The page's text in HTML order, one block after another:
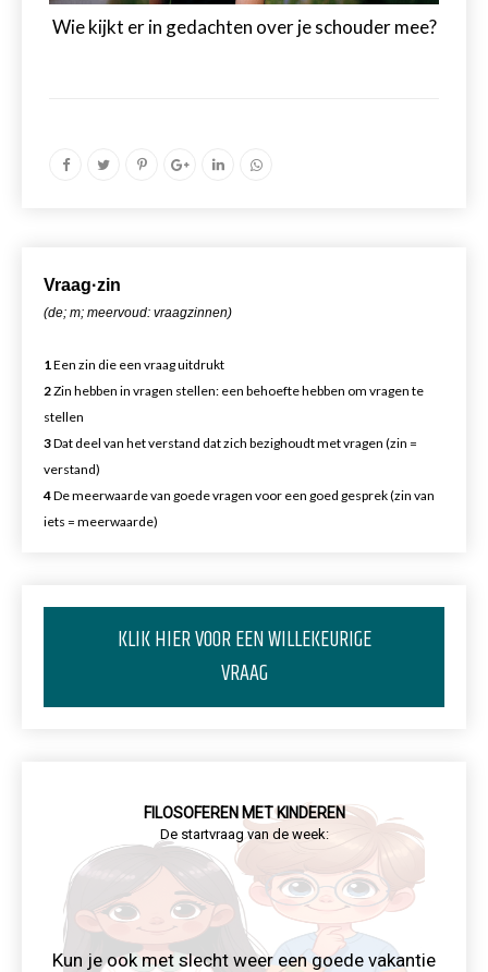
Wie kijkt er in gedachten over je schouder mee?
Vraag·zin
(de; m; meervoud: vraagzinnen)
1Een zin die een vraag uitdrukt
2Zin hebben in vragen stellen: een behoefte hebben om vragen te
stellen
3Dat deel van het verstand dat zich bezighoudt met vragen (zin =
verstand)
4De meerwaarde van goede vragen voor een goed gesprek (zin van
iets = meerwaarde)
KLIK HIER VOOR EEN WILLEKEURIGE
VRAAG
FILOSOFEREN MET KINDEREN
De startvraag van de week:
Kun je ook met slecht weer een goede vakantie